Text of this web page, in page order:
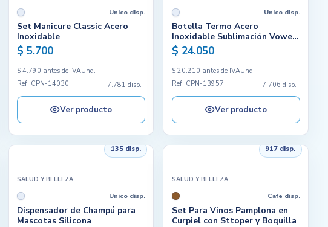
Unico disp.
Set Manicure Classic Acero
Inoxidable
$ 5.700
$ 4.790 antes de IVAUnd.
Ref. CPN-14030
7.781 disp.
Ver producto
Unico disp.
Botella Termo Acero
Inoxidable Sublimación Vowel
350ml
$ 24.050
$ 20.210 antes de IVAUnd.
Ref. CPN-13957
7.706 disp.
Ver producto
135 disp.
SALUD Y BELLEZA
Unico disp.
Dispensador de Champú para
Mascotas Silicona
917 disp.
SALUD Y BELLEZA
Cafe disp.
Set Para Vinos Pamplona en
Curpiel con Sttoper y Boquilla